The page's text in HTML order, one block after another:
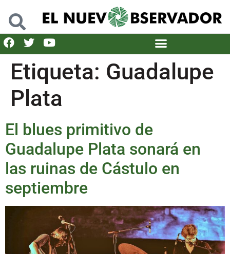
Etiqueta: Guadalupe
Plata
El blues primitivo de
Guadalupe Plata sonará en
las ruinas de Cástulo en
septiembre